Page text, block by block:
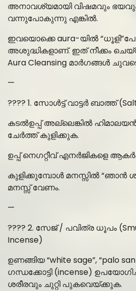
അനാവശ്യമായി വിഷമവും
വന്നുപോകുന്നു എങ്കിൽ.
ഇവയൊക്കെ aura-യിൽ
അശുദ്ധികളാണ്. ഇത് നീക്കം
Aura Cleansing മാർഗങ്ങൾ
—
???? 1. സോൾട്ട് വാട്ടർ ബാത്ത്
കടൽഉപ്പ് അല്ലെങ്കിൽ ഹിമാലയൻ
ചേർത്ത് കുളിക്കുക.
ഉപ്പ് നെഗറ്റീവ് എനർജികളെ
കുളിക്കുമ്പോൾ മനസ്സിൽ “ഞാൻ
മനസ്സ് വേണം.
—
???? 2. സേജ് / പവിത്ര ധൂപം
Incense)
ഉണങ്ങിയ “white sage”, “palo
ഗന്ധക്കോട്ടി (incense)
ശരീരവും ചുറ്റി പുകവെയ്ക്കുക.